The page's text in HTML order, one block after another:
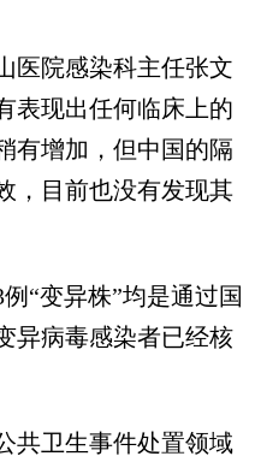
院感染科主任张文
表现出任何临床上的
有增加，但中国的隔
，目前也没有发现其
变异株”均是通过国
异病毒感染者已经核
卫生事件处置领域